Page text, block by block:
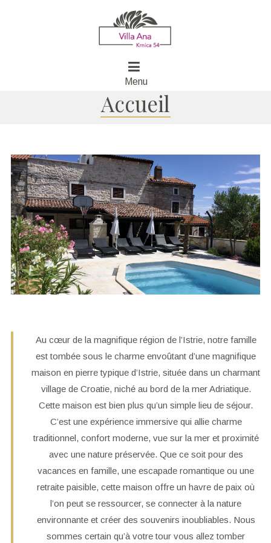
Menu
Accueil
Au cœur de la magnifique région de l’Istrie, notre famille
est tombée sous le charme envoûtant d’une magnifique
maison en pierre typique d’Istrie, située dans un charmant
village de Croatie, niché au bord de la mer Adriatique.
Cette maison est bien plus qu’un simple lieu de séjour.
C’est une expérience immersive qui allie charme
traditionnel, confort moderne, vue sur la mer et proximité
avec une nature préservée. Que ce soit pour des
vacances en famille, une escapade romantique ou une
retraite paisible, cette maison offre un havre de paix où
l’on peut se ressourcer, se connecter à la nature
environnante et créer des souvenirs inoubliables. Nous
sommes certain qu’à votre tour vous allez tomber